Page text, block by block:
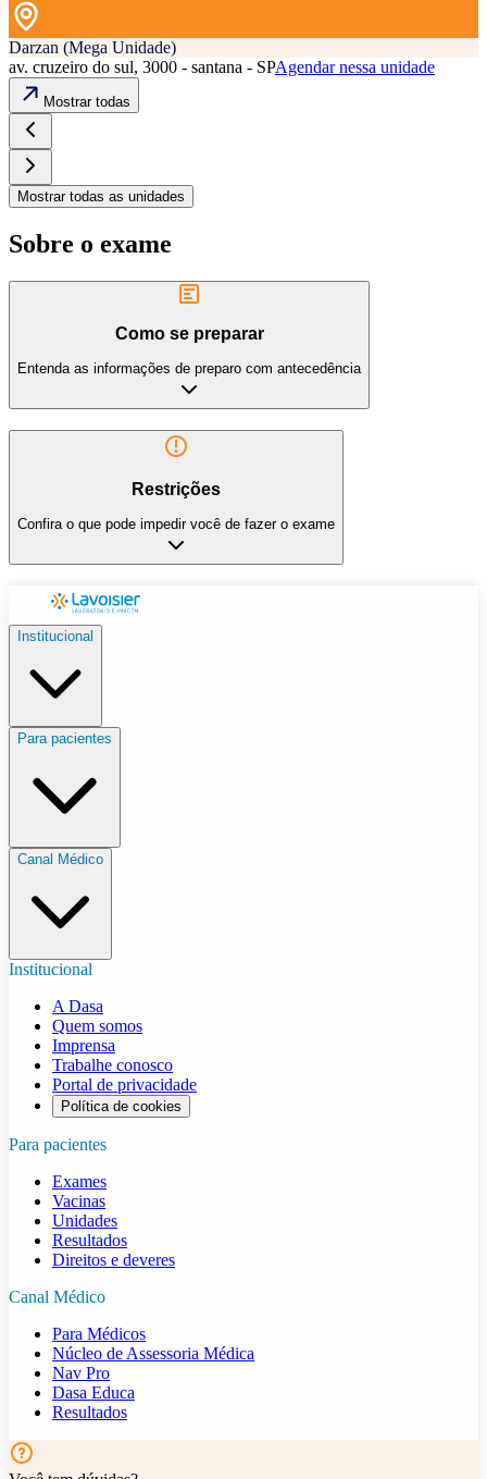
Darzan (Mega Unidade)
av. cruzeiro do sul, 3000 - santana - SPAgendar nessa unidade
Mostrar todas
Mostrar todas as unidades
Sobre o exame
Como se preparar
Entenda as informações de preparo com antecedência
Restrições
Confira o que pode impedir você de fazer o exame
Institucional
Para pacientes
Canal Médico
Institucional
A Dasa
Quem somos
Imprensa
Trabalhe conosco
Portal de privacidade
Política de cookies
Para pacientes
Exames
Vacinas
Unidades
Resultados
Direitos e deveres
Canal Médico
Para Médicos
Núcleo de Assessoria Médica
Nav Pro
Dasa Educa
Resultados